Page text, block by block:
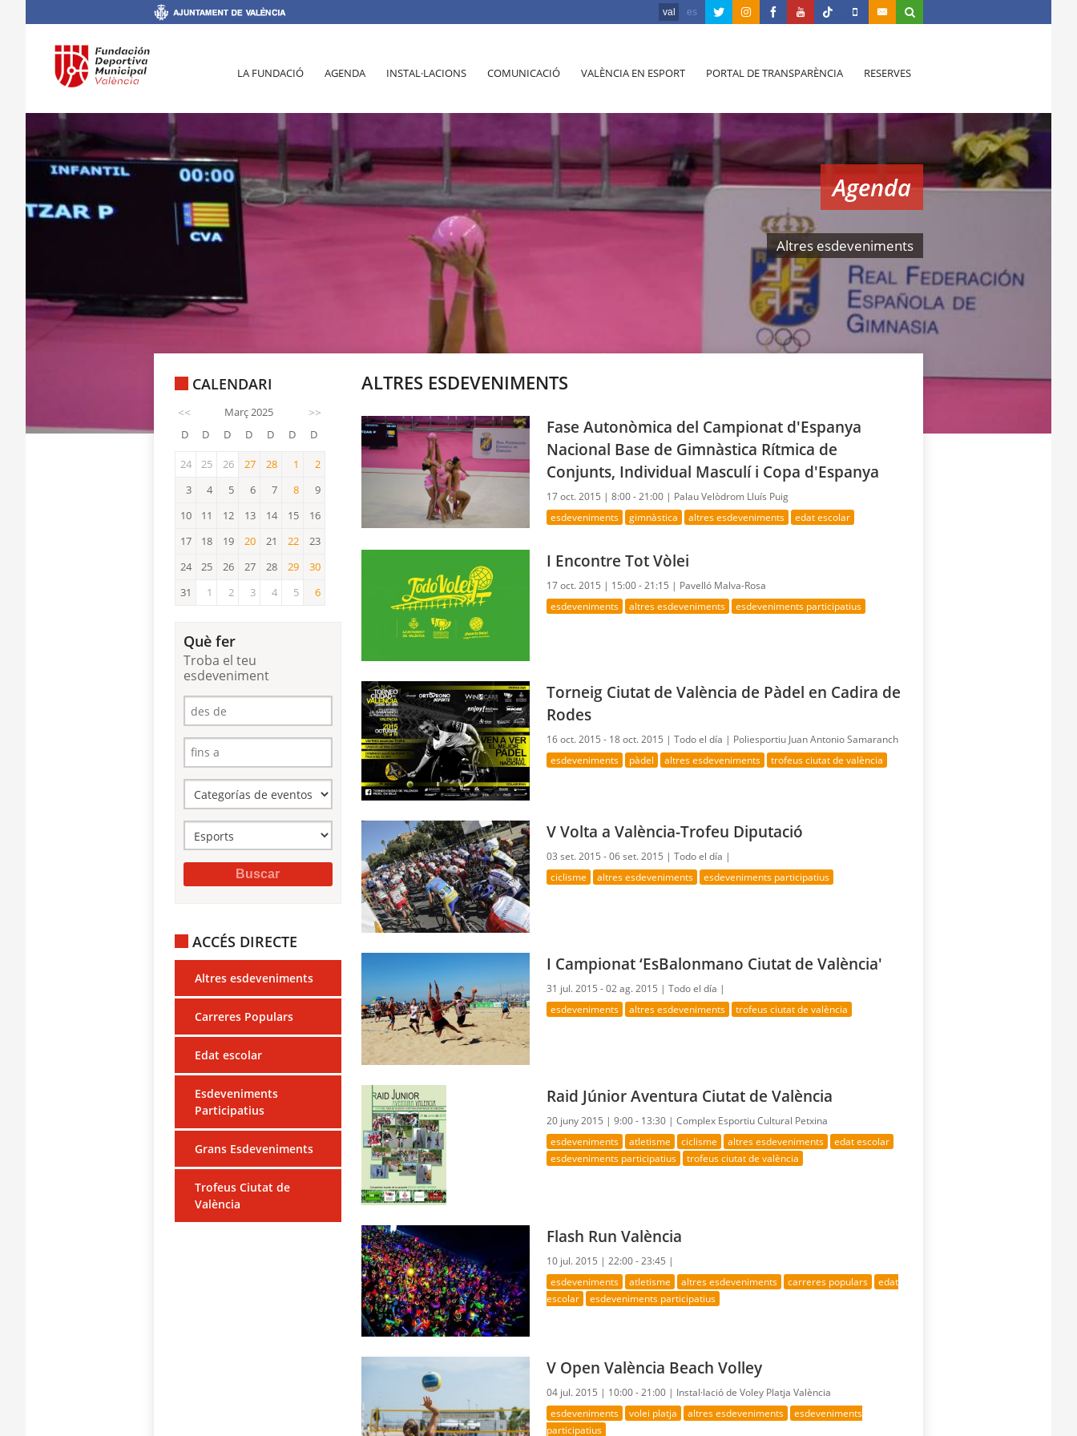
val es
LA FUNDACIÓ AGENDA INSTAL·LACIONS COMUNICACIÓ VALÈNCIA EN ESPORT PORTAL DE TRANSPARÈNCIA RESERVES
Agenda
Altres esdeveniments
CALENDARI
<< Març 2025 >>
D D D D D D D
24 25 26 27 28 1 2
3 4 5 6 7 8
9
10
11 12 13 14 15
16
17
18 19 20
20
21 22
22
23
24
25 26 27 28 29 30
31 1 2 3 4 5 6
Què fer
Troba el teu
esdeveniment
ACCÉS DIRECTE
Altres esdeveniments
Carreres Populars
Edat escolar
Esdeveniments
Participatius
Grans Esdeveniments
Trofeus Ciutat de
València
ALTRES ESDEVENIMENTS
Fase Autonòmica del Campionat d'Espanya
Nacional Base de Gimnàstica Rítmica de
Conjunts, Individual Masculí i Copa d'Espanya
17 oct. 2015 |8:00 - 21:00 | Palau Velòdrom Lluís Puig
esdeveniments gimnàstica altres esdeveniments edat escolar
I Encontre Tot Vòlei
17 oct. 2015 | 15:00 - 21:15 | Pavelló Malva-Rosa
esdeveniments altres esdeveniments esdeveniments participatius
Torneig Ciutat de València de Pàdel en Cadira de
Rodes
16 oct. 2015 - 18 oct. 2015 |Todo el día | Poliesportiu Juan Antonio Samaranch
esdeveniments pàdel altres esdeveniments trofeus ciutat de valència
V Volta a València-Trofeu Diputació
03 set. 2015 - 06 set. 2015 |Todo el día |
ciclisme altres esdeveniments esdeveniments participatius
I Campionat ‘EsBalonmano Ciutat de València'
31 jul. 2015 - 02 ag. 2015 |Todo el día |
esdeveniments altres esdeveniments trofeus ciutat de valència
Raid Júnior Aventura Ciutat de València
20 juny 2015 |9:00 - 13:30 |Complex Esportiu Cultural Petxina
esdeveniments atletisme ciclisme altres esdeveniments
edat escolar
esdeveniments participatius
trofeus ciutat de valència
Flash Run València
10 jul. 2015 |22:00 - 23:45 |
esdeveniments atletisme altres esdeveniments carreres populars
edat
escolar
esdeveniments participatius
V Open València Beach Volley
04 jul. 2015 | 10:00 - 21:00 | Instal·lació de Voley Platja València
esdeveniments volei platja altres esdeveniments
esdeveniments
participatius